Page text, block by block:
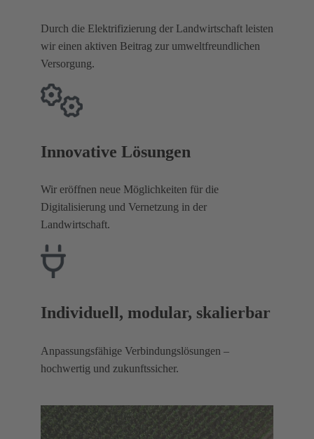
Durch die Elektrifizierung der Landwirtschaft leisten
wir einen aktiven Beitrag zur umweltfreundlichen
Versorgung.
Innovative Lösungen
Wir eröffnen neue Möglichkeiten für die
Digitalisierung und Vernetzung in der
Landwirtschaft.
Individuell, modular, skalierbar
Anpassungsfähige Verbindungslösungen –
hochwertig und zukunftssicher.